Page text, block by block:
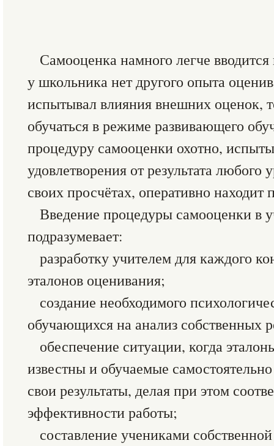
Самооценка намного легче
у школьника нет другого опыта
испытывал влияния внешних оценок,
обучаться в режиме развивающего
процедуру самооценки охотно,
удовлетворения от результата любого
своих просчётах, оперативно находит
Введение процедуры самооценки в
подразумевает:
разработку учителем для каждого
эталонов оценивания;
создание необходимого
обучающихся на анализ собственных
обеспечение ситуации, когда
известны и обучаемые
свои результаты, делая при этом
эффективности работы;
составление учениками